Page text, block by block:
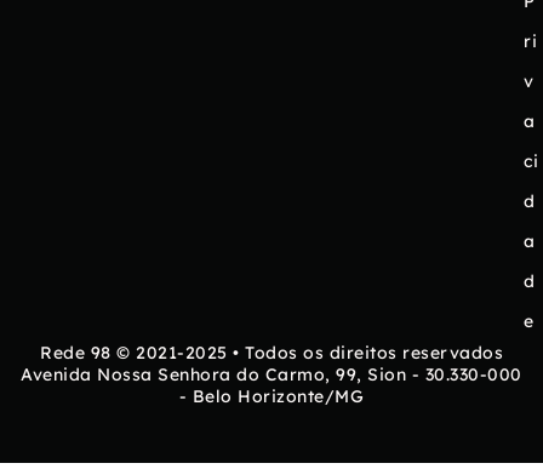
ri
v
a
ci
d
a
d
e
Rede 98 © 2021-2025 • Todos os direitos reservados
Avenida Nossa Senhora do Carmo, 99, Sion - 30.330-000
- Belo Horizonte/MG